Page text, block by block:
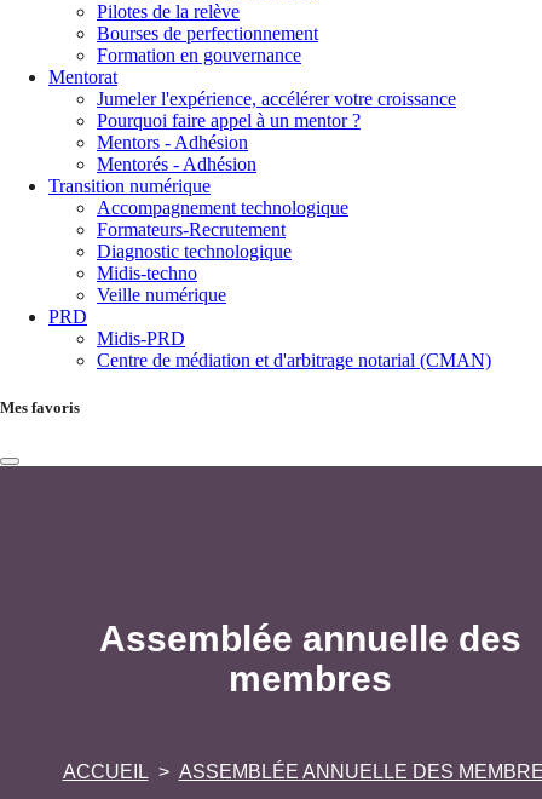
Pilotes de la relève
Bourses de perfectionnement
Formation en gouvernance
Mentorat
Jumeler l'expérience, accélérer votre croissance
Pourquoi faire appel à un mentor ?
Mentors - Adhésion
Mentorés - Adhésion
Transition numérique
Accompagnement technologique
Formateurs-Recrutement
Diagnostic technologique
Midis-techno
Veille numérique
PRD
Midis-PRD
Centre de médiation et d'arbitrage notarial (CMAN)
Mes favoris
Assemblée annuelle des
membres
ACCUEIL ASSEMBLÉE ANNUELLE DES